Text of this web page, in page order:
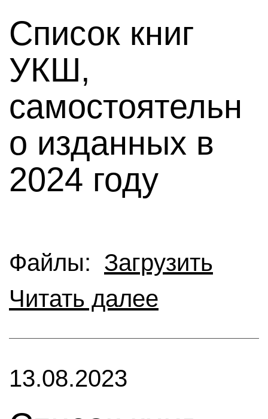
Список книг
УКШ,
самостоятельн
о изданных в
2024 году
Файлы: Загрузить
Читать далее
13.08.2023